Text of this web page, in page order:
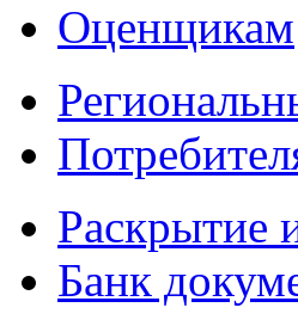
Оценщикам
Раскрытие
Банк